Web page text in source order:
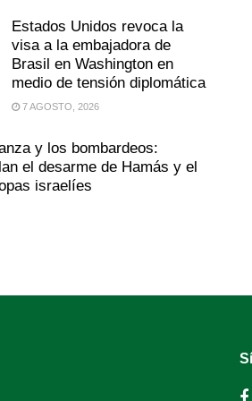
Estados Unidos revoca la
visa a la embajadora de
Brasil en Washington en
medio de tensión diplomática
7 AGOSTO, 2026
y los bombardeos:
el desarme de Hamás y el
israelíes